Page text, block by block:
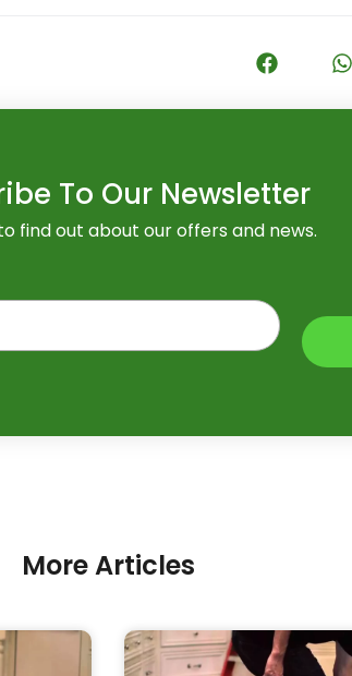
To Our Newsletter
find out about our offers and news.
More Articles